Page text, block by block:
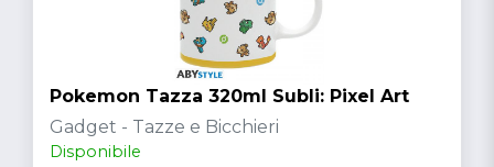
Pokemon Tazza 320ml Subli: Pixel Art
Gadget - Tazze e Bicchieri
Disponibile